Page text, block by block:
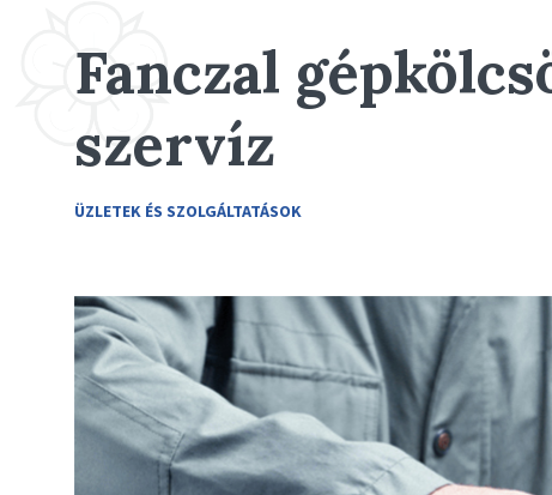
Fanczal
szervíz
ÜZLETEK ÉS SZOLGÁLTATÁSOK